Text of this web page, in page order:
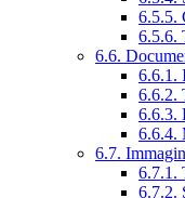
6.5.5.
6.5.6.
6.6.
6.6.1.
6.6.2.
6.6.3.
6.6.4.
6.7.
6.7.1.
6.7.2.